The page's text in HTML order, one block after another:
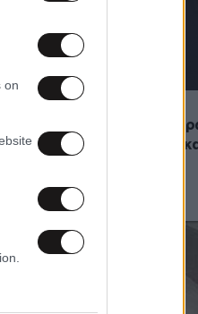
on
Αρχιμανδρίτης έκλεισε
ραντεβού με ιερόδουλη